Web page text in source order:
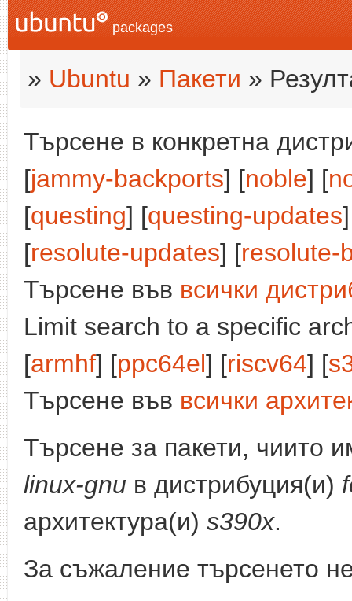
packages
» Ubuntu » Пакети »
Търсене в конкретна
[jammy-backports] [noble] [
[questing] [questing-updates
[resolute-updates] [resolute-
Търсене във всички
Limit search to a specific
[armhf] [ppc64el] [riscv64] [
Търсене във всички
Търсене за пакети, чиито
linux-gnu в дистрибуция(и)
архитектура(и) s390x.
За съжаление търсенето